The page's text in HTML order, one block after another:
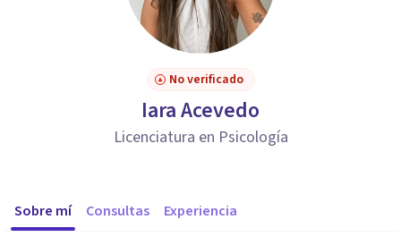
No verificado
Iara Acevedo
Licenciatura en Psicología
Sobre mí Consultas Experiencia